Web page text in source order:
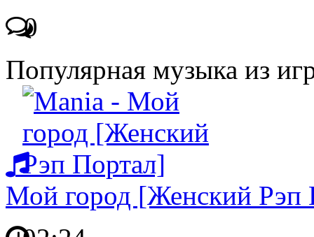
0
Популярная музыка из
Мой город [Женский Рэп